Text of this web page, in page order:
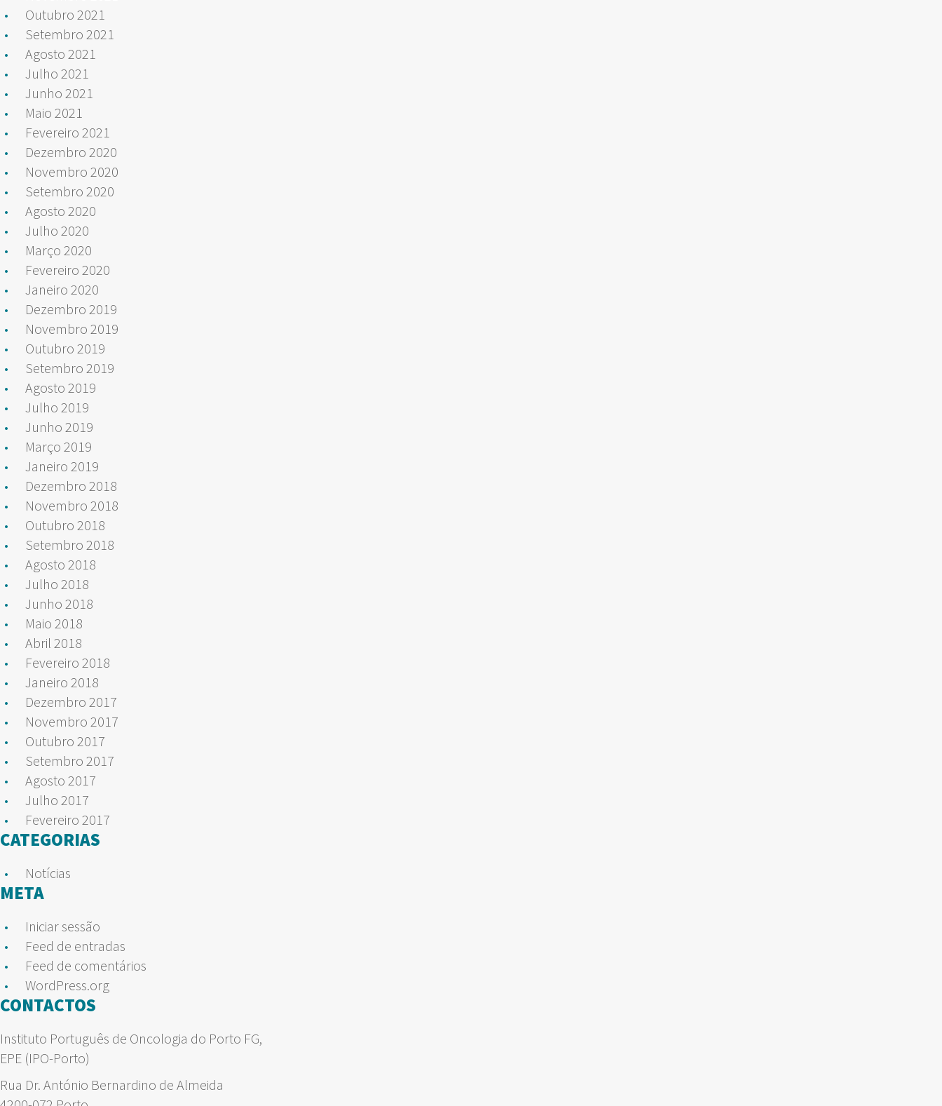
Outubro 2021
Setembro 2021
Agosto 2021
Julho 2021
Junho 2021
Maio 2021
Fevereiro 2021
Dezembro 2020
Novembro 2020
Setembro 2020
Agosto 2020
Julho 2020
Março 2020
Fevereiro 2020
Janeiro 2020
Dezembro 2019
Novembro 2019
Outubro 2019
Setembro 2019
Agosto 2019
Julho 2019
Junho 2019
Março 2019
Janeiro 2019
Dezembro 2018
Novembro 2018
Outubro 2018
Setembro 2018
Agosto 2018
Julho 2018
Junho 2018
Maio 2018
Abril 2018
Fevereiro 2018
Janeiro 2018
Dezembro 2017
Novembro 2017
Outubro 2017
Setembro 2017
Agosto 2017
Julho 2017
Fevereiro 2017
CATEGORIAS
Notícias
META
Iniciar sessão
Feed de entradas
Feed de comentários
WordPress.org
CONTACTOS
Instituto Português de Oncologia do Porto FG,
EPE (IPO-Porto)
Rua Dr. António Bernardino de Almeida